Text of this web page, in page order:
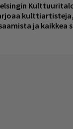
ja kaikkea